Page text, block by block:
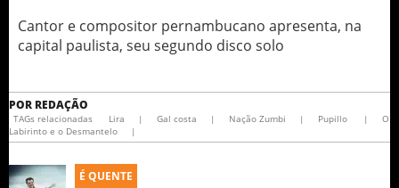
Cantor e compositor pernambucano apresenta, na
capital paulista, seu segundo disco solo
POR REDAÇÃO
TAGs relacionadas Lira | Gal costa | Nação Zumbi | Pupillo |
O
Labirinto e o Desmantelo
|
É QUENTE